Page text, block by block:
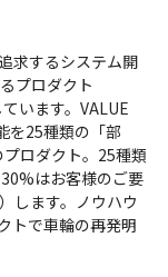
求するシステム開
プロダクト
います。VALUE
を25種類の「部
ロダクト。25種類
はお客様のご要
します。ノウハウ
トで車輪の再発明